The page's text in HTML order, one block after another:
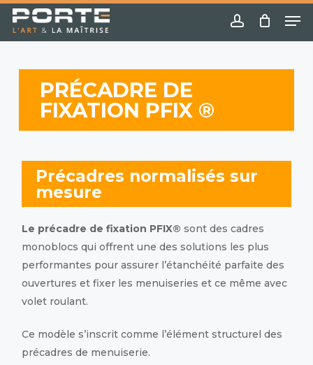
Skip
main
account
PRÉCADRE DE
FIXATION PFIX ®
Précadres normalisés sur
mesure
Le précadre de fixation PFIX® sont des cadres
monoblocs qui offrent une des solutions les plus
performantes pour assurer l’étanchéité parfaite des
ouvertures et fixer les menuiseries et ce même avec
volet roulant.
Ce modèle s’inscrit comme l’élément structurel des
précadres de menuiserie.